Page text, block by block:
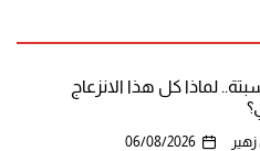
لماذا كل هذا الانزعاج
06/08/2026